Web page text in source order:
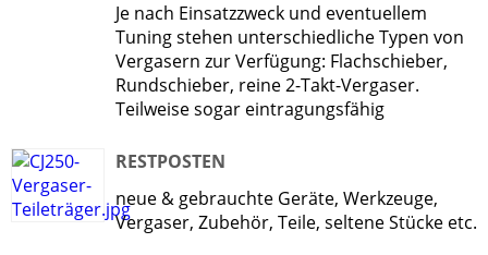
Je nach Einsatzzweck und eventuellem
Tuning stehen unterschiedliche Typen von
Vergasern zur Verfügung: Flachschieber,
Rundschieber, reine 2-Takt-Vergaser.
Teilweise sogar eintragungsfähig
RESTPOSTEN
neue & gebrauchte Geräte, Werkzeuge,
Vergaser, Zubehör, Teile, seltene Stücke etc.